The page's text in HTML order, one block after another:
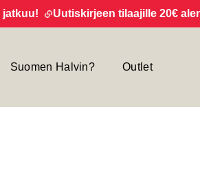
Uutiskirjeen tilaajille 20€
Suomen Halvin? Outlet